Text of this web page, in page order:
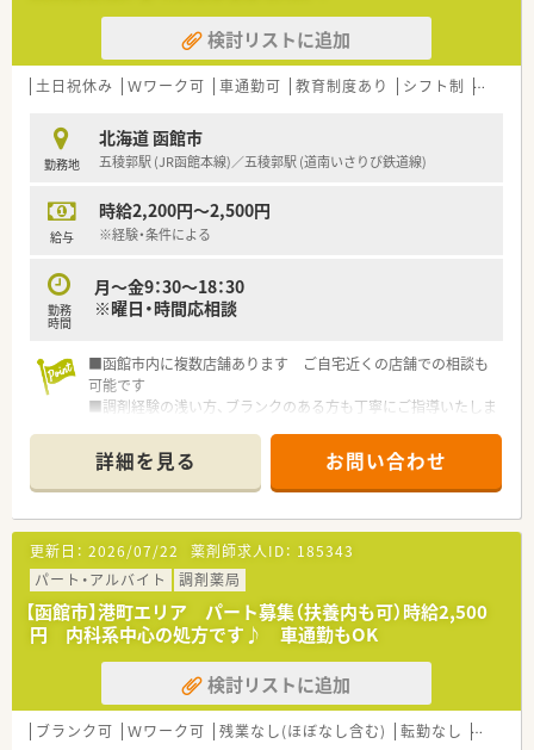
検討リストに追加
土日祝休み Ｗワーク可 車通勤可 教育制度あり シフト制 大手チ
勤務地
北海道 函館市
五稜郭駅 (JR函館本線)／五稜郭駅 (道南いさりび鉄道線)
給与
時給2,200円～2,500円
※経験・条件による
勤務
時間
月～金9：30～18：30
※曜日・時間応相談
■函館市内に複数店舗あります ご自宅近くの店舗での相談も
可能です
■調剤経験の浅い方、ブランクのある方も丁寧にご指導いたしま
■就業時間・回数は応相談いたします ご希望お聞かせください
■働きやすさがポイント！就業環境や福利厚生面を整えている大
手企業です
詳細を見る お問い合わせ
更新日： 2026/07/22 薬剤師求人ID： 185343
パート・アルバイト
調剤薬局
【函館市】港町エリア パート募集（扶養内も可）時給2,500
円 内科系中心の処方です♪ 車通勤もOK
検討リストに追加
ブランク可 Ｗワーク可 残業なし(ほぼなし含む) 転勤なし 車通勤